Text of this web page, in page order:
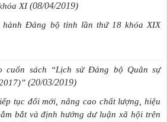
XI (08/04/2019)
hành Đảng bộ tỉnh lần thứ 18 khóa XIX
cuốn sách “Lịch sử Đảng bộ Quân sự
(20/03/2019)
tục đổi mới, nâng cao chất lượng, hiệu
bắt và định hướng dư luận xã hội trên